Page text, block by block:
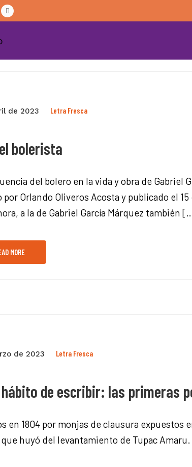
de 2023 Letra Fresca
bolerista
del bolero en la vida y obra de Gabriel
por Orlando Oliveros Acosta y publicado el
a la de Gabriel García Márquez también
MORE
de 2023 Letra Fresca
hábito de escribir: las primeras
en 1804 por monjas de clausura expuestos
huyó del levantamiento de Tupac Amaru.